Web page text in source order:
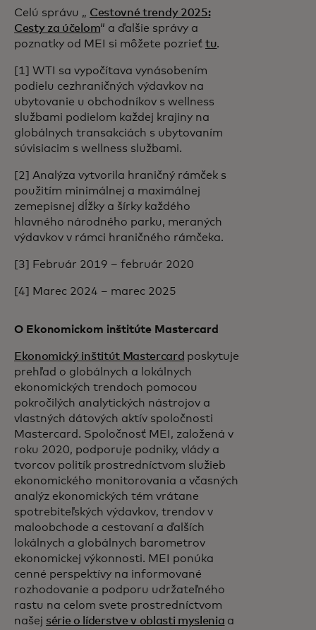
Celú správu „ Cestovné trendy 2025:
Cesty za účelom“ a ďalšie správy a
poznatky od MEI si môžete pozrieť tu.
[1] WTI sa vypočítava vynásobením
podielu cezhraničných výdavkov na
ubytovanie u obchodníkov s wellness
službami podielom každej krajiny na
globálnych transakciách s ubytovaním
súvisiacim s wellness službami.
[2] Analýza vytvorila hraničný rámček s
použitím minimálnej a maximálnej
zemepisnej dĺžky a šírky každého
hlavného národného parku, meraných
výdavkov v rámci hraničného rámčeka.
[3] Február 2019 – február 2020
[4] Marec 2024 – marec 2025
O Ekonomickom inštitúte Mastercard
Ekonomický inštitút Mastercard poskytuje
prehľad o globálnych a lokálnych
ekonomických trendoch pomocou
pokročilých analytických nástrojov a
vlastných dátových aktív spoločnosti
Mastercard. Spoločnosť MEI, založená v
roku 2020, podporuje podniky, vlády a
tvorcov politík prostredníctvom služieb
ekonomického monitorovania a včasných
analýz ekonomických tém vrátane
spotrebiteľských výdavkov, trendov v
maloobchode a cestovaní a ďalších
lokálnych a globálnych barometrov
ekonomickej výkonnosti. MEI ponúka
cenné perspektívy na informované
rozhodovanie a podporu udržateľného
rastu na celom svete prostredníctvom
našej série o líderstve v oblasti myslenia a